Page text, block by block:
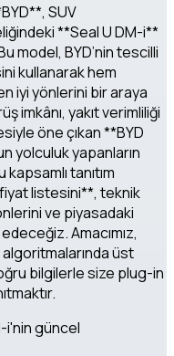
SUV
**Seal U DM-i**
model, BYD’nin tescilli
kullanarak hem
iyi yönlerini bir araya
imkânı, yakıt verimliliği
öne çıkan **BYD
yolculuk yapanların
tanıtım
fiyat listesini**, teknik
ve piyasadaki
Amacımız,
üst
bilgilerle size plug-in